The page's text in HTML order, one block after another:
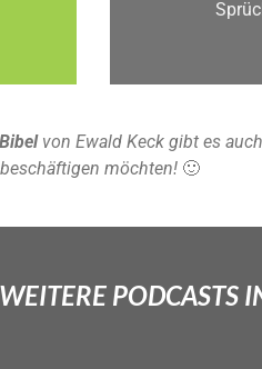
von Ewald Keck gibt es
möchten! 🙂
WEITERE PODCASTS